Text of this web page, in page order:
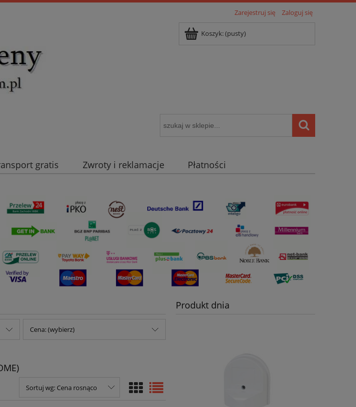
Zarejestruj się Zaloguj się
Koszyk:(pusty)
gratis Zwroty i reklamacje
Płatności
Cena: (wybierz)
Sortuj wg: Cena rosnąco
Produkt dnia